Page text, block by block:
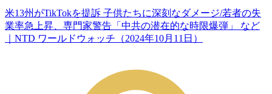
米13州がTikTokを提訴 子供たちに深刻なダメージ/若者の失
業率急上昇、専門家警告「中共の潜在的な時限爆弾」 など
｜NTD ワールドウォッチ（2024年10月11日）